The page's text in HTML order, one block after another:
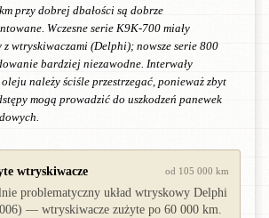
przy dobrej dbałości są dobrze
Wczesne serie K9K-700 miały
z wtryskiwaczami (Delphi); nowsze serie 800
bardziej niezawodne. Interwały
należy ściśle przestrzegać, ponieważ zbyt
mogą prowadzić do uszkodzeń panewek
wtryskiwacze od 105 000 km
problematyczny układ wtryskowy Delphi
— wtryskiwacze zużyte po 60 000 km.